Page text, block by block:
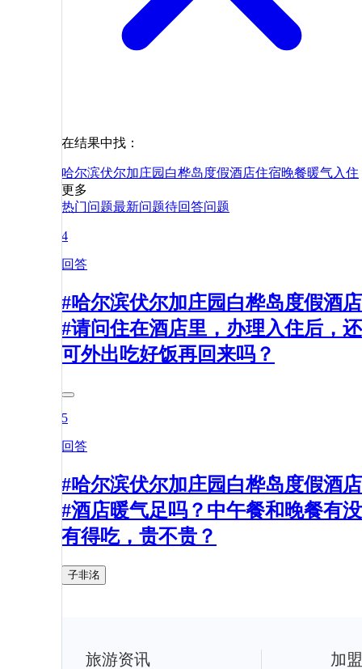
在结果中找：
哈尔滨伏尔加庄园白桦岛度假酒店住宿晚餐暖气入住
更多
热门问题最新问题待回答问题
4
回答
#哈尔滨伏尔加庄园白桦岛度假酒店
#请问住在酒店里，办理入住后，还
可外出吃好饭再回来吗？
5
回答
#哈尔滨伏尔加庄园白桦岛度假酒店
#酒店暖气足吗？中午餐和晚餐有没
有得吃，贵不贵？
子非洺
旅游资讯 加